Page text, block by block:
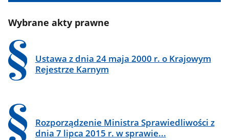
Wybrane akty prawne
Ustawa z dnia 24 maja 2000 r. o Krajowym
Rejestrze Karnym
Rozporządzenie Ministra Sprawiedliwości z
dnia 7 lipca 2015 r. w sprawie...